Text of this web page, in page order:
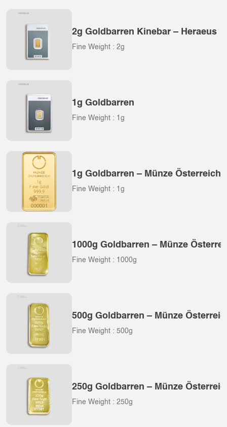
2g Goldbarren Kinebar – Heraeus
Fine Weight : 2g
1g Goldbarren
Fine Weight : 1g
1g Goldbarren – Münze Österreich
Fine Weight : 1g
1000g Goldbarren – Münze
Fine Weight : 1000g
500g Goldbarren – Münze
Fine Weight : 500g
250g Goldbarren – Münze
Fine Weight : 250g